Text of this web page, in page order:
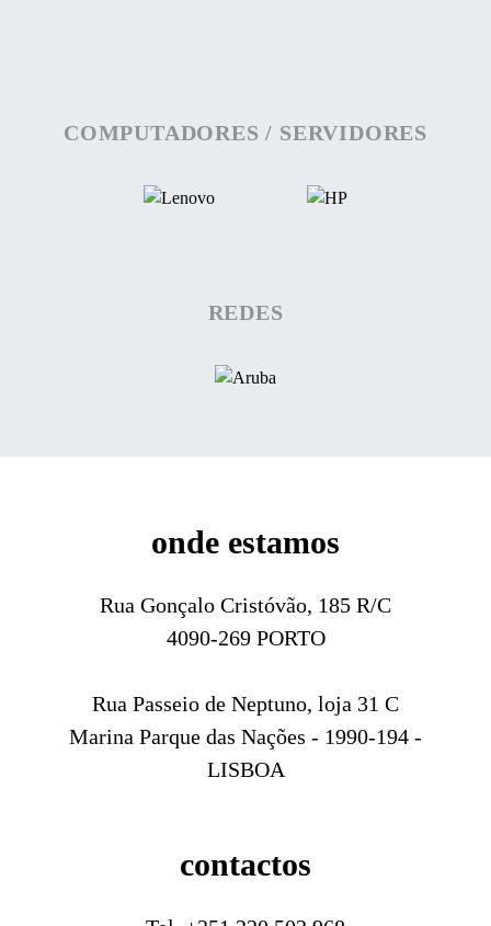
COMPUTADORES / SERVIDORES
REDES
onde estamos
Rua Gonçalo Cristóvão, 185 R/C
4090-269 PORTO
Rua Passeio de Neptuno, loja 31 C
Marina Parque das Nações - 1990-194 -
LISBOA
contactos